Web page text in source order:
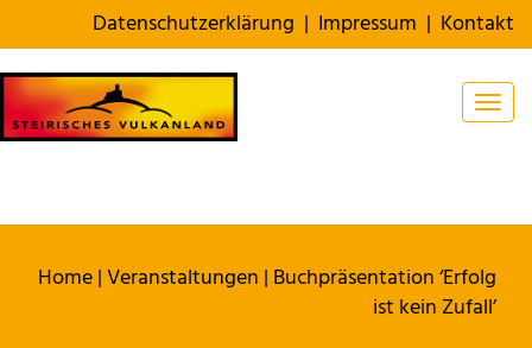
Datenschutzerklärung | Impressum | Kontakt
Home|Veranstaltungen | Buchpräsentation ‘Erfolg
ist kein Zufall’